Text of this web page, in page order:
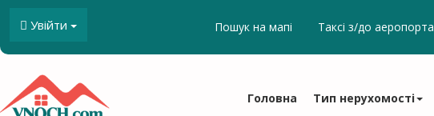
Увійти Пошук на мапі Таксi з/до аеропорта
Головна Тип нерухомості